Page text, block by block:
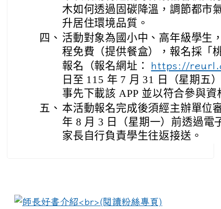
木如何透過固碳降溫，調節都市
升居住環境品質。
四、 活動對象為國小中、高年級學生
程免費（提供餐盒），報名採「
報名（報名網址： https://
日至 115 年 7 月 31 日（星期五
事先下載該 APP 並以符合參與
五、 本活動報名完成後須經主辦單位
年 8 月 3 日（星期一）前透過電
家長自行負責學生往返接送。